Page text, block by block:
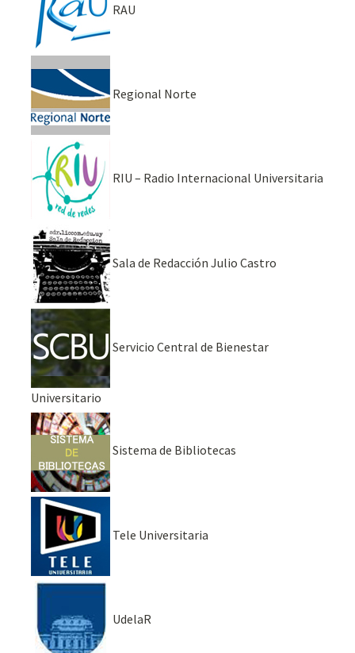
RAU
Regional Norte
RIU – Radio Internacional Universitaria
Sala de Redacción Julio Castro
Servicio Central de Bienestar
Universitario
Sistema de Bibliotecas
Tele Universitaria
UdelaR